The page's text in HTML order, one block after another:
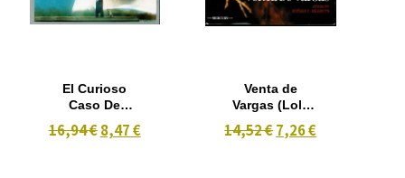
El Curioso
Caso De
Benjamin
Button, Y La
16,94 € 8,47 €
Venta de
Vargas (Lola
Flores 1959)
14,52 €7,26 €